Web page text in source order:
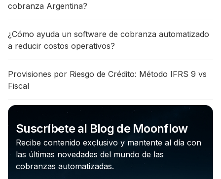
cobranza Argentina?
¿Cómo ayuda un software de cobranza automatizado
a reducir costos operativos?
Provisiones por Riesgo de Crédito: Método IFRS 9 vs
Fiscal
Suscríbete al Blog de Moonflow
Recibe contenido exclusivo y mantente al día con
las últimas novedades del mundo de las
cobranzas automatizadas.